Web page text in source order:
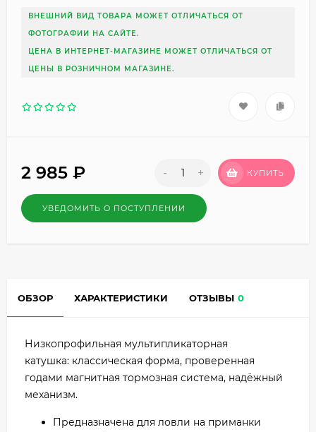
ВНЕШНИЙ ВИД ТОВАРА МОЖЕТ ОТЛИЧАТЬСЯ ОТ
ФОТОГРАФИИ НА САЙТЕ.
ЦЕНА В ИНТЕРНЕТ-МАГАЗИНЕ МОЖЕТ ОТЛИЧАТЬСЯ ОТ
ЦЕНЫ В РОЗНИЧНОМ МАГАЗИНЕ.
2 985 ₽ - + КУПИТЬ
УВЕДОМИТЬ О ПОСТУПЛЕНИИ
ОБЗОР ХАРАКТЕРИСТИКИ ОТЗЫВЫ 0
Низкопрофильная мультипликаторная
катушка: классическая форма, проверенная
годами магнитная тормозная система, надёжный
механизм.
Предназначена для ловли на приманки